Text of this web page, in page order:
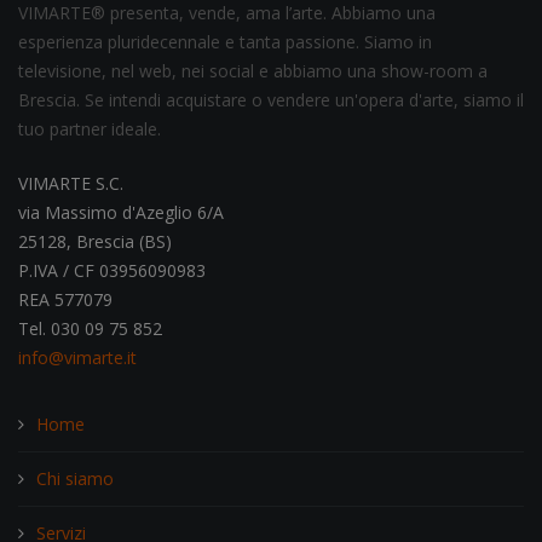
VIMARTE® presenta, vende, ama l’arte. Abbiamo una
esperienza pluridecennale e tanta passione. Siamo in
televisione, nel web, nei social e abbiamo una show-room a
Brescia. Se intendi acquistare o vendere un'opera d'arte, siamo il
tuo partner ideale.
VIMARTE S.C.
via Massimo d'Azeglio 6/A
25128, Brescia (BS)
P.IVA / CF 03956090983
REA 577079
Tel. 030 09 75 852
info@vimarte.it
Home
Chi siamo
Servizi